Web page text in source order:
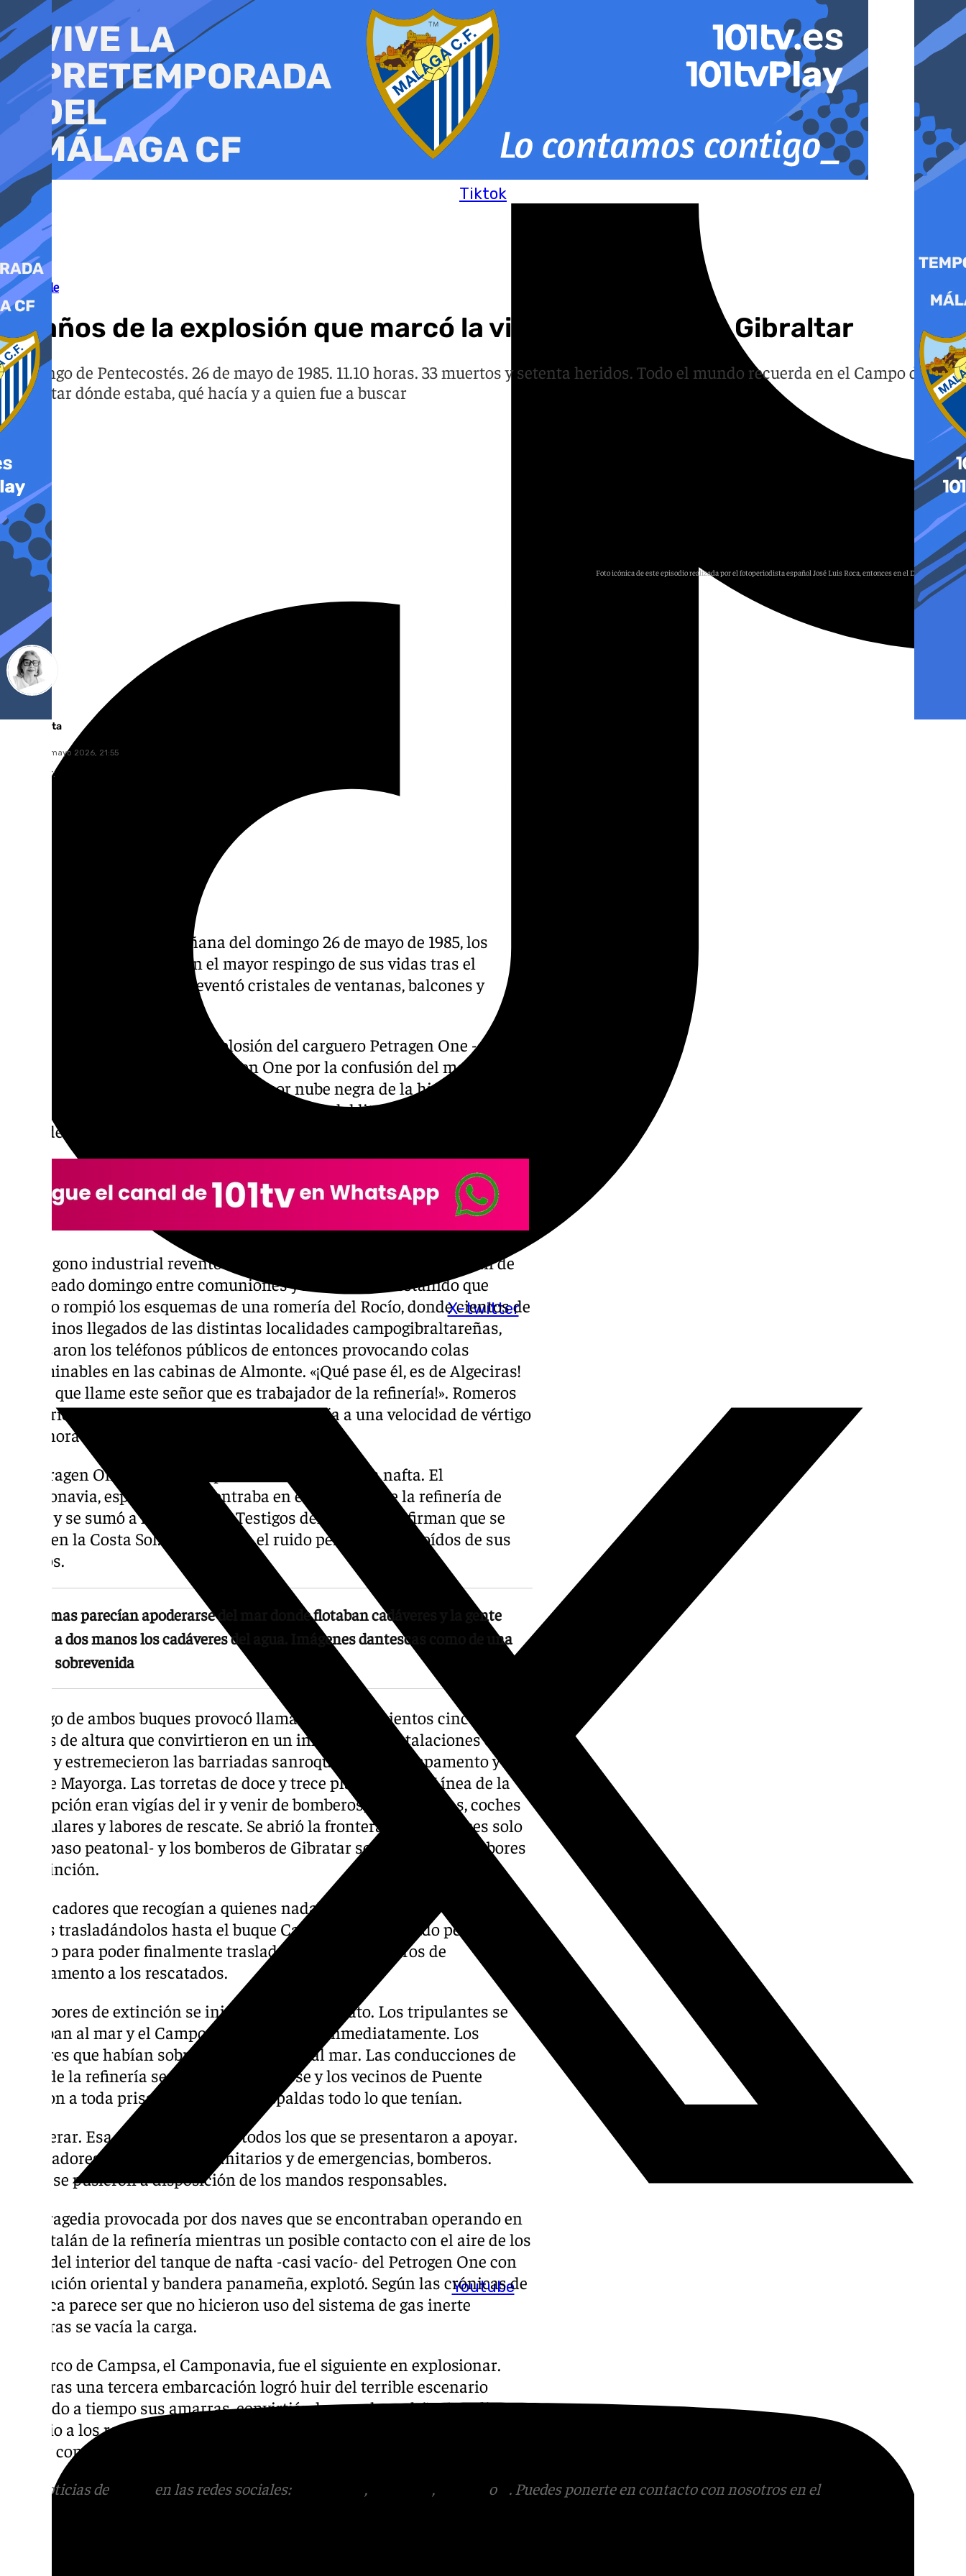
al
contenido
Tiktok
X-twitter
Youtube
Efeméride
41 años de la explosión que marcó la vida del Campo de Gibraltar
Domingo de Pentecostés. 26 de mayo de 1985. 11.10 horas. 33 muertos y setenta heridos. Todo el mundo recuerda en el Campo de
Gibraltar dónde estaba, qué hacía y a quien fue a buscar
Foto icónica de este episodio realizada por el fotoperiodista español José Luis Roca, entonces en el Diario de Cádiz
Ana Villalta
martes, 26 mayo 2026, 21:55
Compartir:
A las 11.10 horas de la mañana del domingo 26 de mayo de 1985, los
campogibraltareños dieron el mayor respingo de sus vidas tras el
espantoso estruendo que reventó cristales de ventanas, balcones y
En el muelle de refinería la explosión del carguero Petragen One -que
pasó a la historia como el Petrogen One por la confusión del momento- ,
y afectó al Camponavia, provocó la peor nube negra de la historia de la
Bahía de Algeciras cubriendo los municipios del litoral, alcanzando al
resto de poblaciones.
El polígono industrial reventó los corazones de quienes disfrutaban de
un soleado domingo entre comuniones y familias. Un estallido que
incluso rompió los esquemas de una romería del Rocío, donde cientos de
peregrinos llegados de las distintas localidades campogibraltareñas,
colapsaron los teléfonos públicos de entonces provocando colas
interminables en las cabinas de Almonte. «¡Qué pase él, es de Algeciras!
¡Dejad que llame este señor que es trabajador de la refinería!». Romeros
solidarios desde que la noticia que se difundía a una velocidad de vértigo
a esa hora de la mañana.
El Petragen One, de bandera panameña, descargaba nafta. El
Camponavia, español, se encontraba en el pantalán de la refinería de
Cepsa y se sumó a la explosión. Testigos del momento afirman que se
sintió en la Costa Sol. En Marbella el ruido penetró en los oídos de sus
vecinos.
Las llamas parecían apoderarse del mar donde flotaban cadáveres y la gente
sacaba a dos manos los cadáveres del agua. Imágenes dantescas como de una
batalla sobrevenida
El fuego de ambos buques provocó llamas de los doscientos cincuenta
metros de altura que convirtieron en un infierno las instalaciones de
Cepsa y estremecieron las barriadas sanroqueñas de Campamento y
Puente Mayorga. Las torretas de doce y trece plantas de La Línea de la
Concepción eran vigías del ir y venir de bomberos, ambulancias, coches
particulares y labores de rescate. Se abrió la frontera -que entonces solo
tenía paso peatonal- y los bomberos de Gibratar se unieron a las labores
de extinción.
Remolcadores que recogían a quienes nadaban apartándose de las
llamas trasladándolos hasta el buque Camporubio que pudo permanecer
aislado para poder finalmente trasladar hasta el astilleros de
Campamento a los rescatados.
Las labores de extinción se iniciaron de inmediato. Los tripulantes se
lanzaban al mar y el Camponavia se hundió inmediatamente. Los
hombres que habían sobrevivido saltaban al mar. Las conducciones de
nafta de la refinería seguían prendiéndose y los vecinos de Puente
salieron a toda prisa dejando a sus espaldas todo lo que tenían.
Refrigerar. Esa fue la orden para todos los que se presentaron a apoyar.
Trabajadores, profesionales sanitarios y de emergencias, bomberos.
Todos se pusieron a disposición de los mandos responsables.
Una tragedia provocada por dos naves que se encontraban operando en
el pantalán de la refinería mientras un posible contacto con el aire de los
gases del interior del tanque de nafta -casi vacío- del Petrogen One con
tripulación oriental y bandera panameña, explotó. Según las crónicas de
la época parece ser que no hicieron uso del sistema de gas inerte
mientras se vacía la carga.
Un barco de Campsa, el Camponavia, fue el siguiente en explosionar.
Mientras una tercera embarcación logró huir del terrible escenario
soltando a tiempo sus amarras, convirtiéndose en la nodriza que dio
servicio a los remolcadores que evacuaban a los tripulantes que saltaron
al mar con vida.
Más noticias de en las redes sociales: , , o
. Puedes ponerte en contacto con nosotros en el